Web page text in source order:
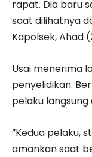
rapat. Dia baru
saat dilihatnya
Kapolsek, Ahad
Usai menerima
penyelidikan.
pelaku langsung
”Kedua pelaku,
amankan saat